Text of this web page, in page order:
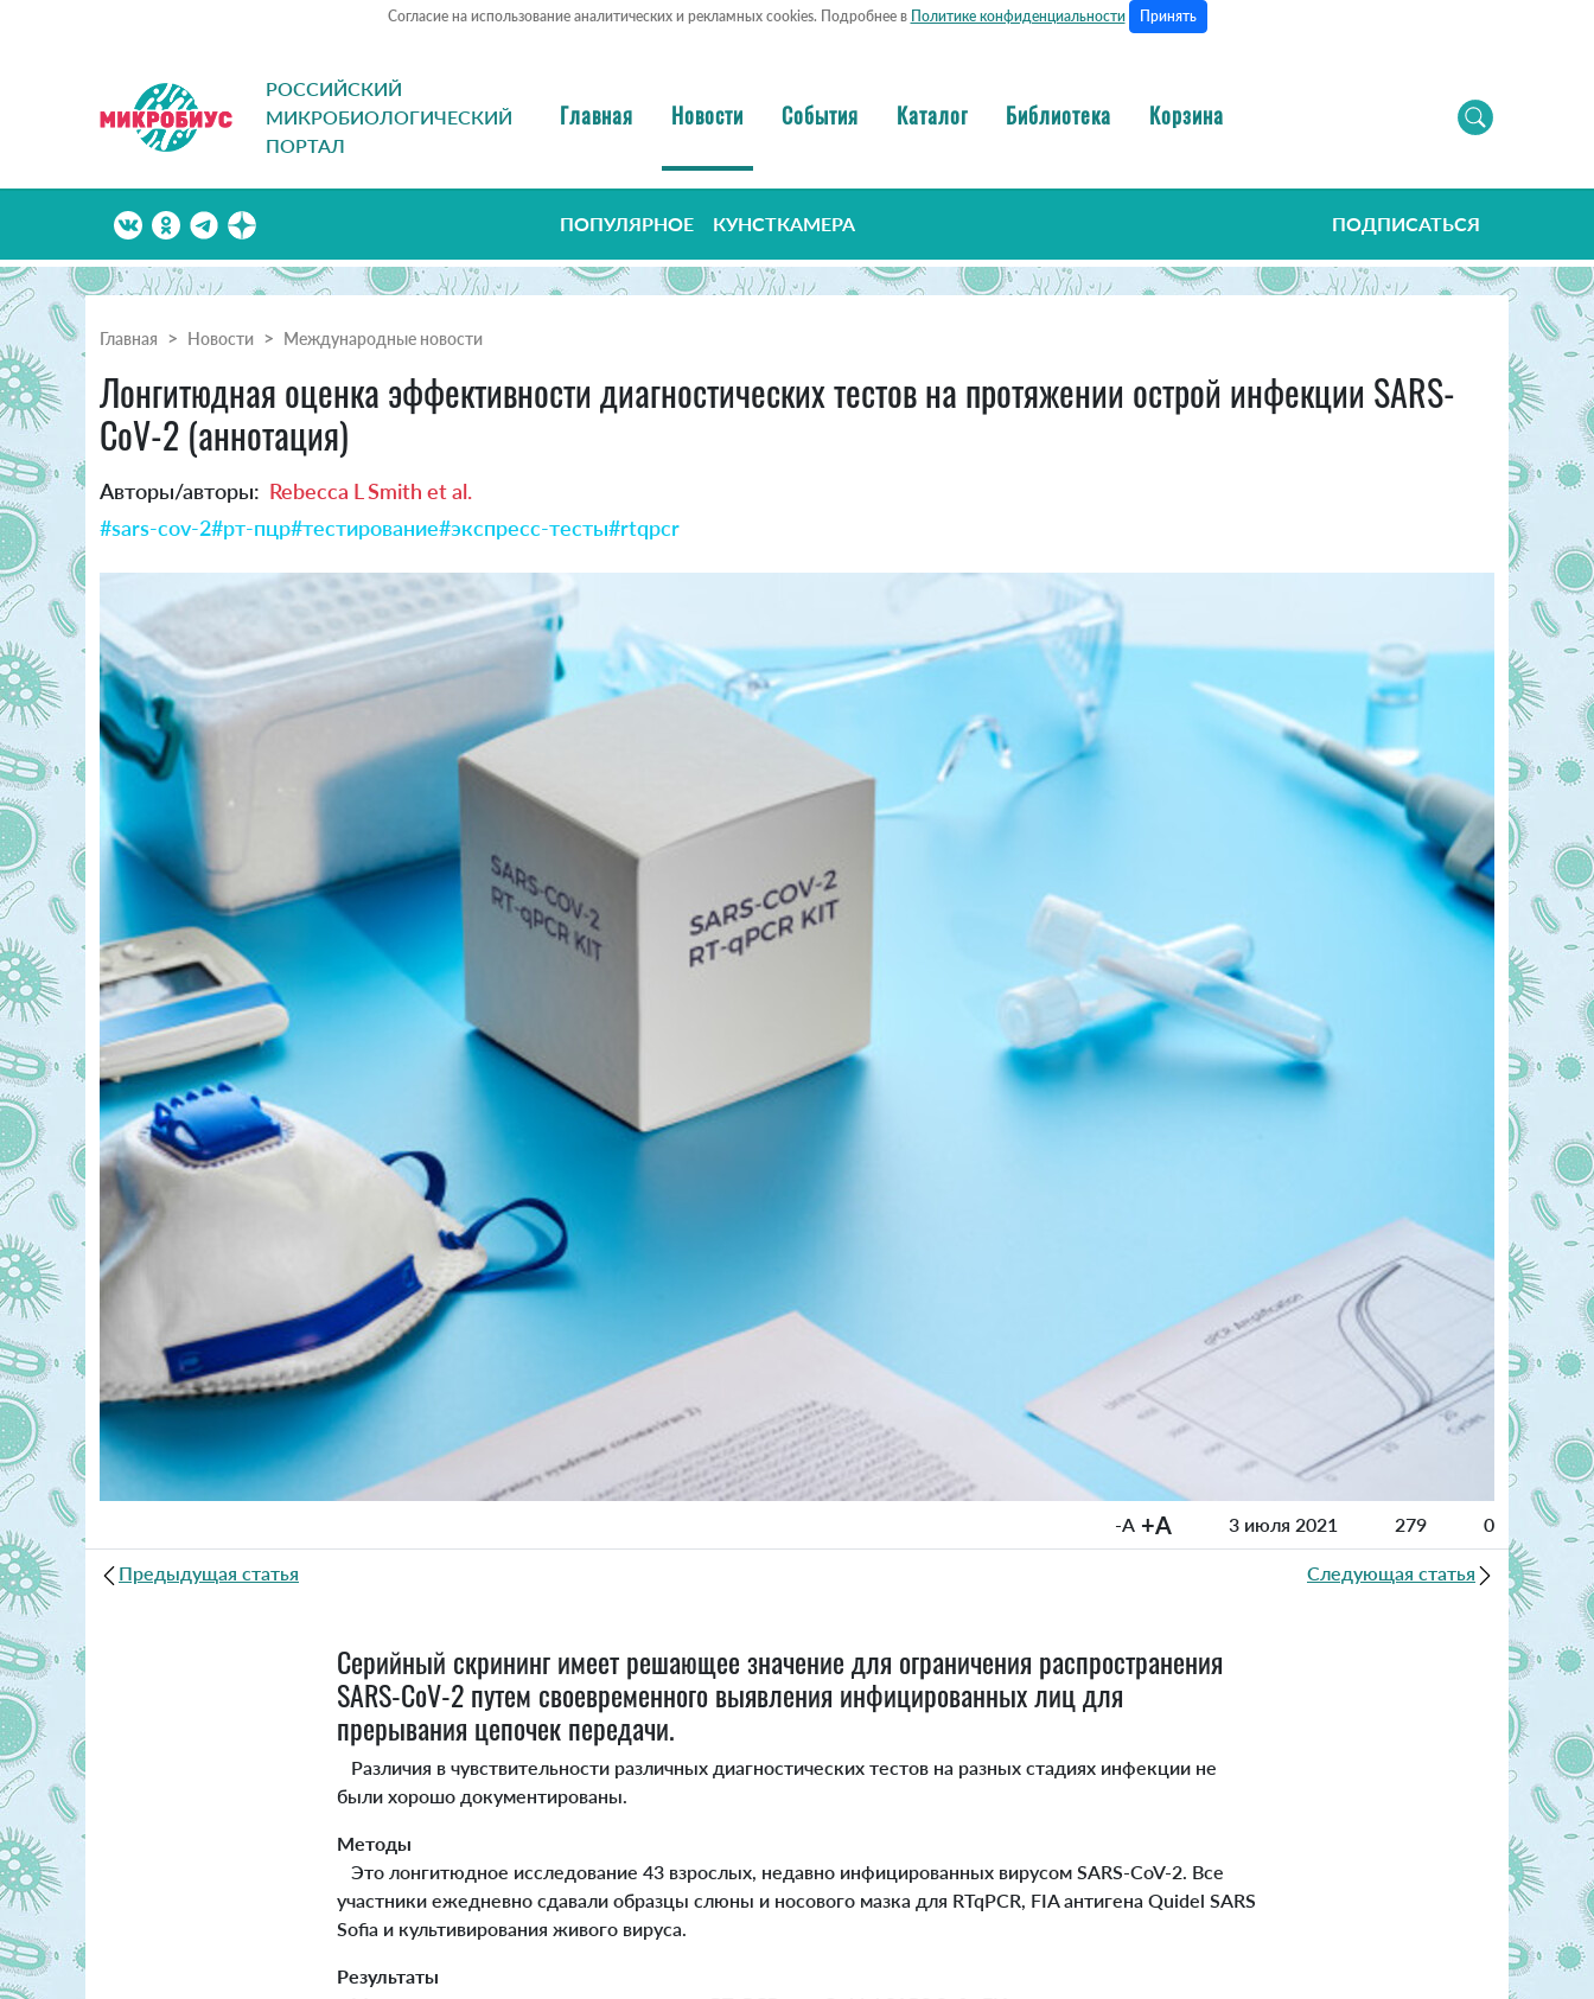
Согласие на использование аналитических и рекламных cookies. Подробнее в Политике конфиденциальности Принять
РОССИЙСКИЙ
МИКРОБИОЛОГИЧЕСКИЙ
ПОРТАЛ
Главная Новости События Каталог Библиотека Корзина
ПОПУЛЯРНОЕ КУНСТКАМЕРА ПОДПИСАТЬСЯ
Главная Новости Международные новости
Лонгитюдная оценка эффективности диагностических тестов на протяжении острой инфекции SARS-
CoV-2 (аннотация)
Авторы/авторы: Rebecca L Smith et al.
#sars-cov-2#рт-пцр#тестирование#экспресс-тесты#rtqpcr
-A +A 3 июля 2021 279 0
Предыдущая статья Следующая статья
Серийный скрининг имеет решающее значение для ограничения распространения
SARS-CoV-2 путем своевременного выявления инфицированных лиц для
прерывания цепочек передачи.
Различия в чувствительности различных диагностических тестов на разных стадиях инфекции не
были хорошо документированы.
Методы
Это лонгитюдное исследование 43 взрослых, недавно инфицированных вирусом SARS-CoV-2. Все
участники ежедневно сдавали образцы слюны и носового мазка для RTqPCR, FIA антигена Quidel SARS
Sofia и культивирования живого вируса.
Результаты